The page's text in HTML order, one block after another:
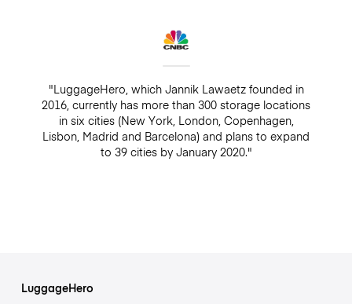
"LuggageHero, which Jannik Lawaetz founded in
2016, currently has more than 300 storage locations
in six cities (New York, London, Copenhagen,
Lisbon, Madrid and Barcelona) and plans to expand
to 39 cities by January 2020."
LuggageHero